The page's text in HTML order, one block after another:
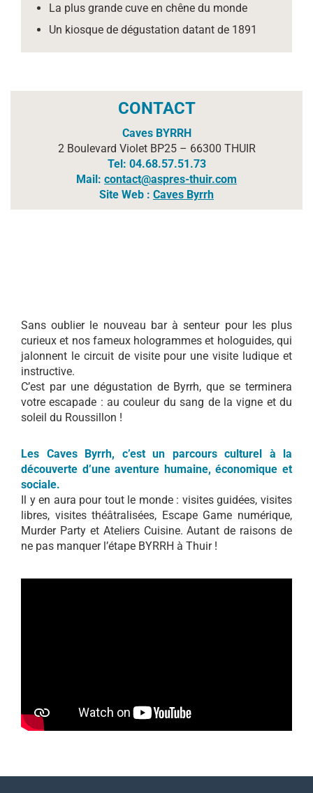
La plus grande cuve en chêne du monde
Un kiosque de dégustation datant de 1891
CONTACT
Caves BYRRH
2 Boulevard Violet BP25 – 66300 THUIR
Tel: 04.68.57.51.73
Mail: contact@aspres-thuir.com
Site Web : Caves Byrrh
Sans oublier le nouveau bar à senteur pour les plus
curieux et nos fameux hologrammes et hologuides, qui
jalonnent le circuit de visite pour une visite ludique et
instructive.
C’est par une dégustation de Byrrh, que se terminera
votre escapade : au couleur du sang de la vigne et du
soleil du Roussillon !
Les Caves Byrrh, c’est un parcours culturel à la
découverte d’une aventure humaine, économique et
sociale.
Il y en aura pour tout le monde : visites guidées, visites
libres, visites théâtralisées, Escape Game numérique,
Murder Party et Ateliers Cuisine. Autant de raisons de
ne pas manquer l’étape BYRRH à Thuir !